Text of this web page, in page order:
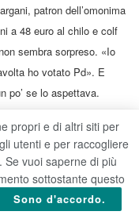
patron dell’omonima
a 48 euro al chilo e colf
sembra sorpreso. «Io
ho votato Pd». E
po’ se lo aspettava.
«Montezemolo mi diceva
conta”. E stavolta anche
Renzi. Perché, ditemi
arrabbiato che ho
propri e di altri siti per
utenti e per raccogliere
Se vuoi saperne di più
sottostante questo
Sono d'accordo.